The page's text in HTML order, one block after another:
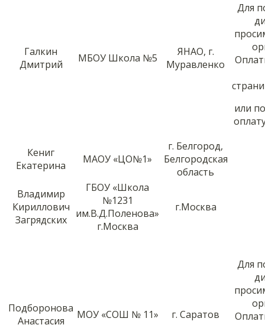
Галкин
Дмитрий
МБОУ Школа №5
ЯНАО, г.
Муравленко
Для
или
Кениг
Екатерина
МАОУ «ЦО№1»
г. Белгород,
Белгородская
область
Владимир
Кириллович
Загрядских
ГБОУ «Школа
№1231
им.В.Д.Поленова»
г.Москва
г.Москва
Подборонова
Анастасия
МОУ «СОШ № 11» г. Саратов
Для